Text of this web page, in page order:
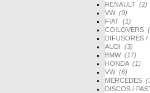
RENAULT (2)
VW (9)
FIAT (1)
COILOVERS
DIFUSORES /
AUDI (3)
BMW (17)
HONDA (1)
VW (6)
MERCEDES
DISCOS /